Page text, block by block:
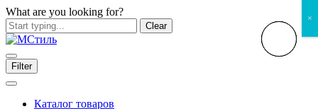
What are you looking for?
Clear
Filter
Каталог товаров
×